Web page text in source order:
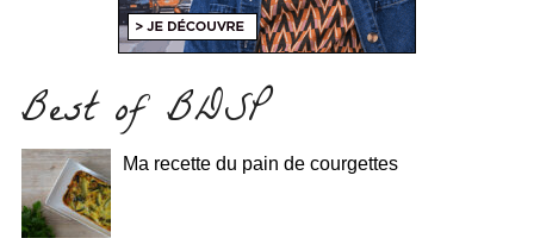
Best of BDSP
Ma recette du pain de courgettes